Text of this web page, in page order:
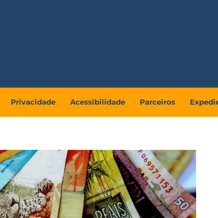
Privacidade Acessibilidade Parceiros